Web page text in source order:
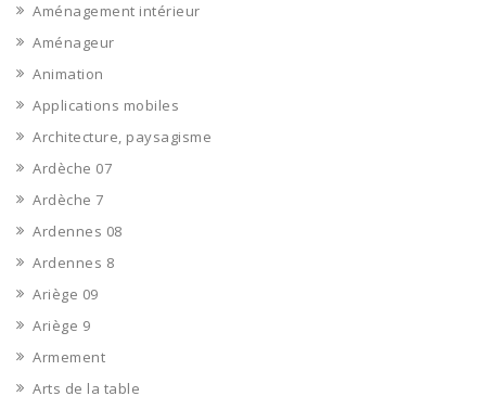
Aménagement intérieur
Aménageur
Animation
Applications mobiles
Architecture, paysagisme
Ardèche 07
Ardèche 7
Ardennes 08
Ardennes 8
Ariège 09
Ariège 9
Armement
Arts de la table